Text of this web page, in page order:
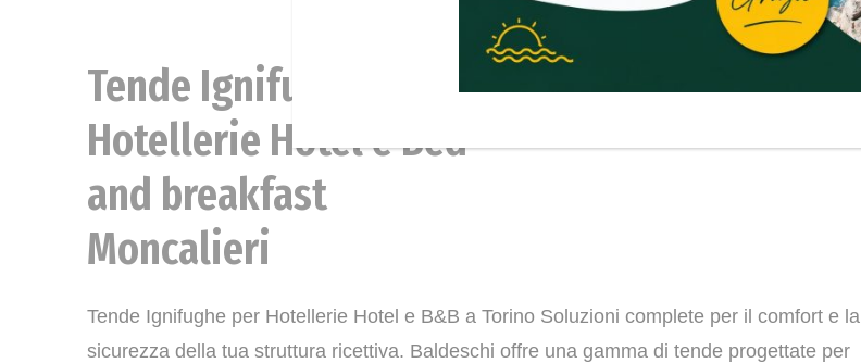
News
Tende Ignifughe per
Hotellerie Hotel e Bed
and breakfast
Moncalieri
Tende Ignifughe per Hotellerie Hotel e B&B a Torino Soluzioni complete per il comfort e la
sicurezza della tua struttura ricettiva. Baldeschi offre una gamma di tende progettate per